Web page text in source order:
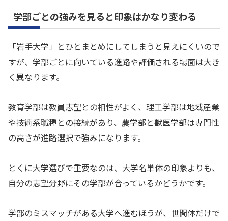
学部ごとの強みを見ると印象はかなり変わる
「岩手大学」とひとまとめにしてしまうと見えにくいので
すが、学部ごとに向いている進路や評価される場面は大き
く異なります。
教育学部は教員志望との相性がよく、理工学部は地域産業
や技術系職種との接続があり、農学部と獣医学部は専門性
の高さが進路選択で強みになります。
とくに大学選びで重要なのは、大学名単体の印象よりも、
自分の志望分野にその学部が合っているかどうかです。
学部のミスマッチがある大学へ進むほうが、世間体だけで